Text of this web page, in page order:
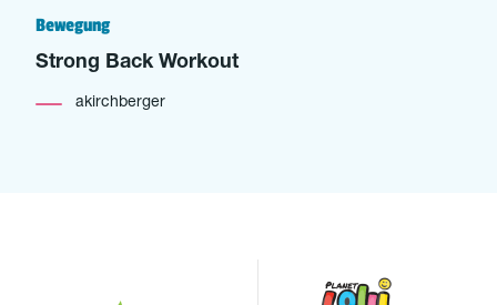
Bewegung
Strong Back Workout
akirchberger